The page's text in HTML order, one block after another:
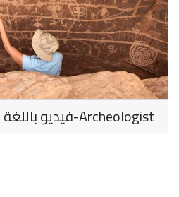
Archeologist-فيديو باللغة العربية